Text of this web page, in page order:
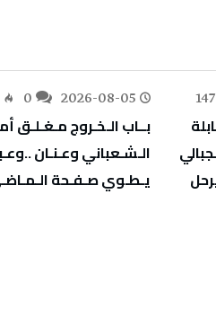
147
2026-08-05
‬يـطـوي‭ ‬صـفـحة‭ ‬الـمـاضـي